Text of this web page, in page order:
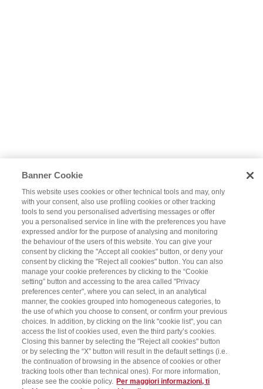
Banner Cookie
This website uses cookies or other technical tools and may, only
with your consent, also use profiling cookies or other tracking
tools to send you personalised advertising messages or offer
you a personalised service in line with the preferences you have
expressed and/or for the purpose of analysing and monitoring
the behaviour of the users of this website. You can give your
consent by clicking the "Accept all cookies" button, or deny your
consent by clicking the "Reject all cookies" button. You can also
manage your cookie preferences by clicking to the “Cookie
setting” button and accessing to the area called "Privacy
preferences center", where you can select, in an analytical
manner, the cookies grouped into homogeneous categories, to
the use of which you choose to consent, or confirm your previous
choices. In addition, by clicking on the link "cookie list", you can
access the list of cookies used, even the third party’s cookies.
Closing this banner by selecting the "Reject all cookies" button
or by selecting the “X” button will result in the default settings (i.e.
the continuation of browsing in the absence of cookies or other
tracking tools other than technical ones). For more information,
please see the cookie policy. Per maggiori informazioni, ti